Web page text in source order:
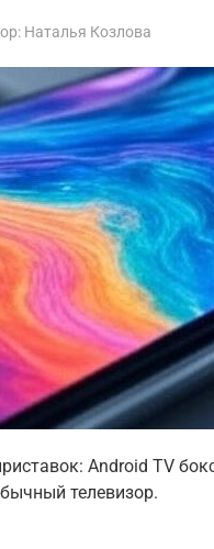
Наталья Козлова
Android TV
телевизор.